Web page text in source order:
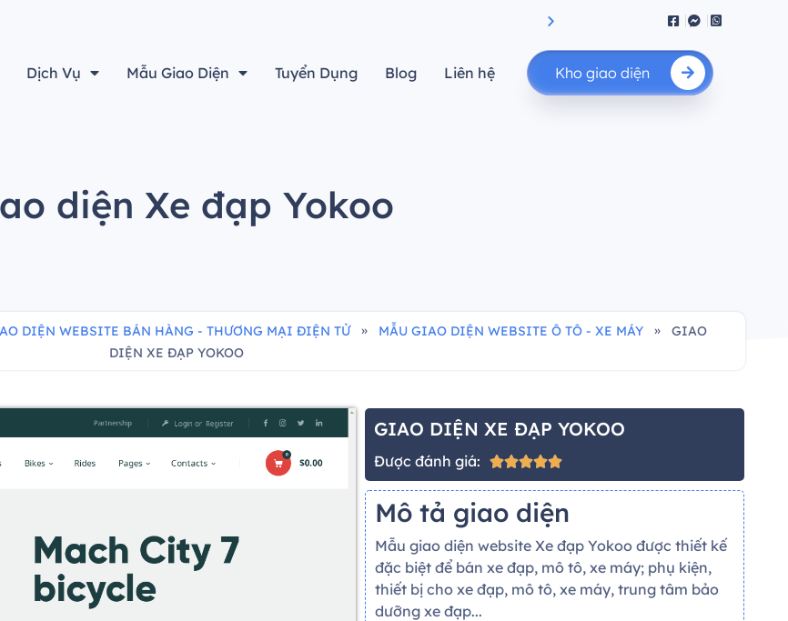
Dịch Vụ Mẫu Giao Diện Tuyển Dụng Blog Liên hệ Kho giao diện
diện Xe đạp Yokoo
DIỆN WEBSITE BÁN HÀNG - THƯƠNG MẠI ĐIỆN TỬ » MẪU GIAO DIỆN WEBSITE Ô TÔ - XE MÁY »
GIAO
DIỆN XE ĐẠP YOKOO
GIAO DIỆN XE ĐẠP YOKOO
Được đánh giá: 
Mô tả giao diện
Mẫu giao diện website Xe đạp Yokoo được thiết kế
đặc biệt để bán xe đạp, mô tô, xe máy; phụ kiện,
thiết bị cho xe đạp, mô tô, xe máy, trung tâm bảo
dưỡng xe đạp...